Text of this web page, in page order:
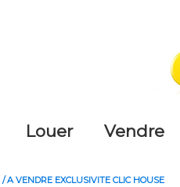
louer vendre
A VENDRE EXCLUSIVITE CLIC HOUSE